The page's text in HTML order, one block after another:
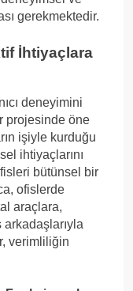
gerekmektedir.
İhtiyaçlara
deneyimini
projesinde öne
işiyle kurduğu
ihtiyaçlarını
bütünsel bir
ofislerde
araçlara,
verimliliğin